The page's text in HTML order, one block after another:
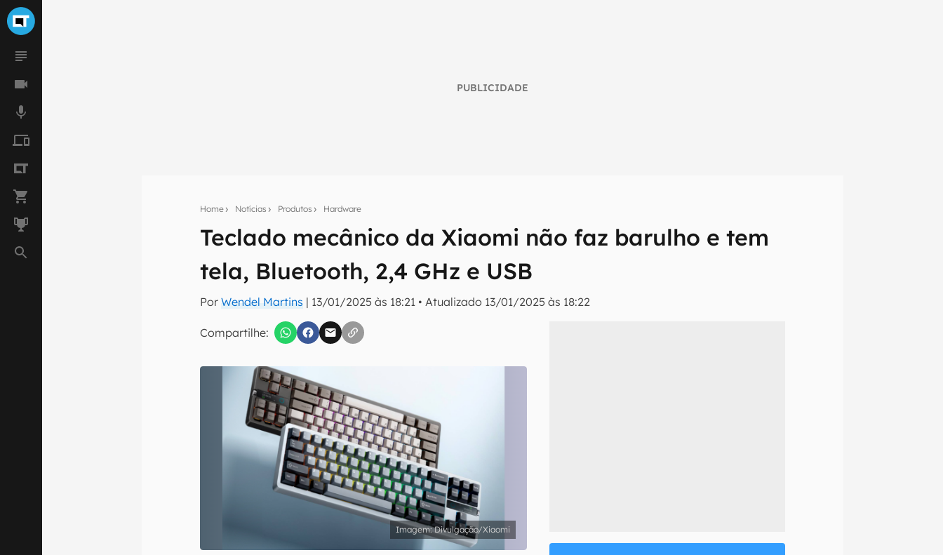
PUBLICIDADE
Home Notícias Produtos Hardware
Teclado mecânico da Xiaomi não faz barulho e tem
tela, Bluetooth, 2,4 GHz e USB
PorWendel Martins | 13/01/2025 às 18:21 •Atualizado 13/01/2025 às 18:22
Compartilhe:
Assine a newsletter do Canaltech e receba notícias e reviews sobre tecnologia em primeira
Confirmo que li, aceito e concordo com os Termos de Uso e Política de Privacidade do Canaltech.
Divulgação/Xiaomi